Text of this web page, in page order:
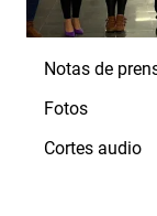
Notas de
Fotos
Cortes audio